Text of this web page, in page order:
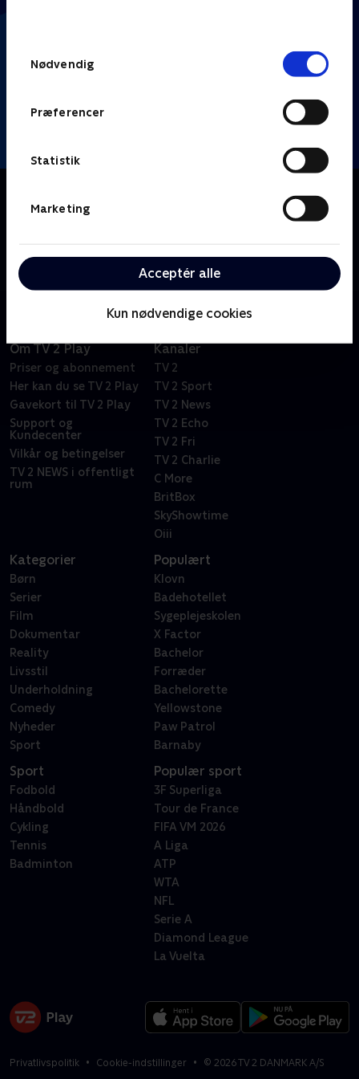
Nødvendig
Præferencer
Statistik
Marketing
Acceptér alle
Kun nødvendige cookies
TikTok møder 'Hvem vil være millionær?', når Thomas
mærkværdige klip.
Om TV 2 Play
Priser og abonnement
Her kan du se TV 2 Play
Gavekort til TV 2 Play
Support og
Kundecenter
Vilkår og betingelser
TV 2 NEWS i offentligt
rum
Kanaler
TV 2
TV 2 Sport
TV 2 News
TV 2 Echo
TV 2 Fri
TV 2 Charlie
C More
BritBox
SkyShowtime
Oiii
Kategorier
Børn
Serier
Film
Dokumentar
Reality
Livsstil
Underholdning
Comedy
Nyheder
Sport
Populært
Klovn
Badehotellet
Sygeplejeskolen
X Factor
Bachelor
Forræder
Bachelorette
Yellowstone
Paw Patrol
Barnaby
Sport
Fodbold
Håndbold
Cykling
Tennis
Badminton
Populær sport
3F Superliga
Tour de France
FIFA VM 2026
A Liga
ATP
WTA
NFL
Serie A
Diamond League
La Vuelta
Privatlivspolitik Cookie-indstillinger © 2026TV 2 DANMARK A/S